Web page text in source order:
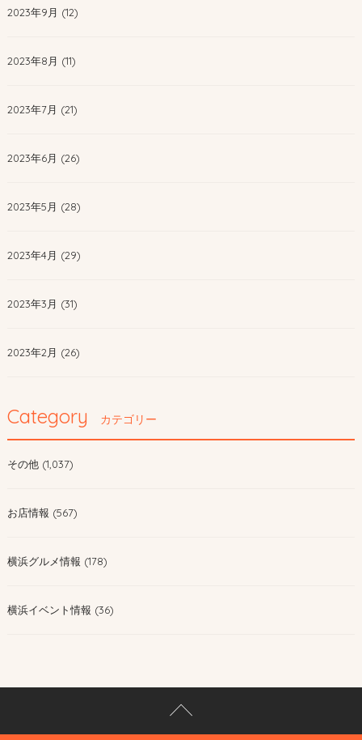
2023年9月 (12)
2023年8月 (11)
2023年7月 (21)
2023年6月 (26)
2023年5月 (28)
2023年4月 (29)
2023年3月 (31)
2023年2月 (26)
Category カテゴリー
その他 (1,037)
お店情報 (567)
横浜グルメ情報 (178)
横浜イベント情報 (36)